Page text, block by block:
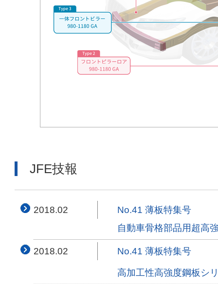
JFE技報
2018.02
No.41 薄板特集号
自動車骨格部品用超高
2018.02 No.41 薄板特集号
高加工性高強度鋼板シ